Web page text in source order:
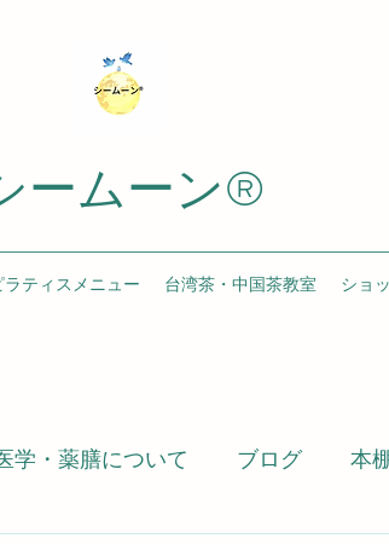
ームーン®️
ティスメニュー 台湾茶・中国茶教室 ショ
学・薬膳について ブログ 本